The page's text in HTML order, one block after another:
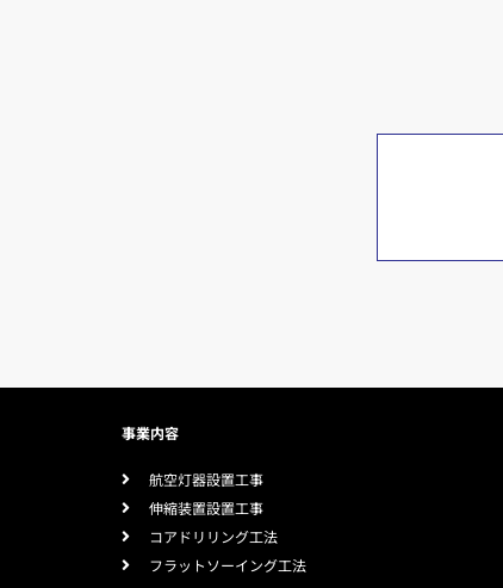
事業内容
航空灯器設置工事
伸縮装置設置工事
コアドリリング工法
フラットソーイング工法